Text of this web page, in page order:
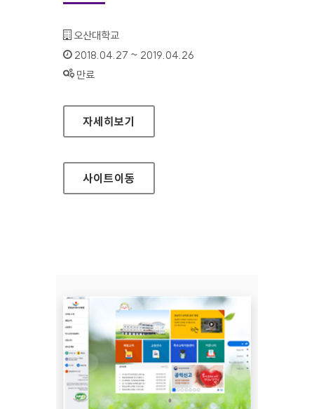
기관명 :
오산대학교
인증기간 :
2018.04.27 ~ 2019.04.26
상태 :
만료
오산대학교 대표 홈페이지
자세히보기
사이트이동